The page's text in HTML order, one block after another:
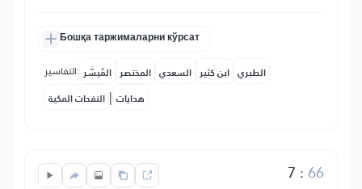
Бошқа таржималарни кўрсат
التفاسير: المُيسَّر المختصر السعدي ابن كثير الطبري
النفحات المكية | هدايات
7 :66